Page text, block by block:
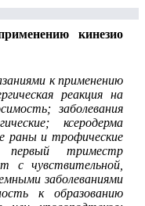
кинезио
к применению
реакция на
заболевания
ксеродерма
раны и трофические
триместр
с чувствительной,
заболеваниями
к образованию